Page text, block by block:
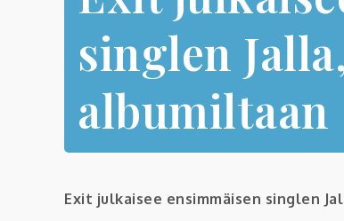
singlen
albumiltaan
Exit julkaisee ensimmäisen singlen